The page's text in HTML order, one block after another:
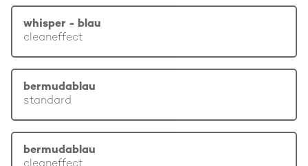
whisper - blau
cleaneffect
bermudablau
standard
bermudablau